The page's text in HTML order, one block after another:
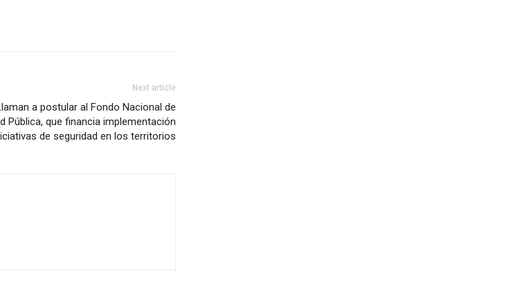
Next article
a postular al Fondo Nacional de
Pública, que financia implementación
de seguridad en los territorios